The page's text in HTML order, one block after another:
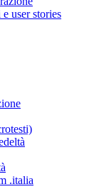
user stories
.italia